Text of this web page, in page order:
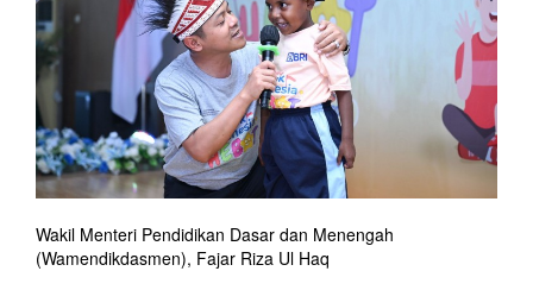
Wakil Menteri Pendidikan Dasar dan Menengah
(Wamendikdasmen), Fajar Riza Ul Haq